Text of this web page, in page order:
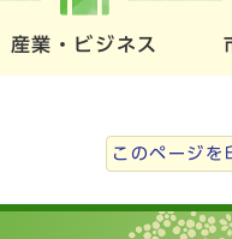
産業・ビジネス
このページを